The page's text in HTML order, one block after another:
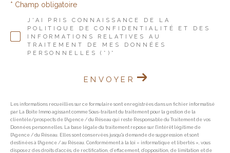
J'AI PRIS CONNAISSANCE DE LA
POLITIQUE DE CONFIDENTIALITÉ ET DES
INFORMATIONS RELATIVES AU
TRAITEMENT DE MES DONNÉES
PERSONNELLES (*)*
* Champ obligatoire
ENVOYER
Les informations recueillies sur ce formulaire sont enregistrées dans un fichier informatisé
par La Boite Immo agissant comme Sous-traitant du traitement pour la gestion de la
clientèle/prospects de l'Agence / du Réseau qui reste Responsable du Traitement de vos
Données personnelles. La base légale du traitement repose sur l'intérêt légitime de
l'Agence / du Réseau. Elles sont conservées jusqu'à demande de suppression et sont
destinées à l'Agence / au Réseau. Conformément à la loi « informatique et libertés », vous
disposez des droits d’accès, de rectification, d’effacement, d’opposition, de limitation et de